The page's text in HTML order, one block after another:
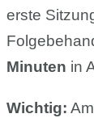
erste
Minuten in
Wichtig: